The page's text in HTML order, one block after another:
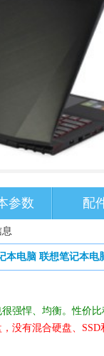
参数 配
本电脑 联想笔记本电
强悍、均衡。性价
没有混合硬盘、